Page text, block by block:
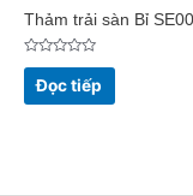
Thảm trải sàn Bỉ
Được
xếp
hạng
0
Đọc tiếp